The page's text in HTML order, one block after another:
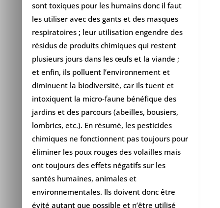
sont toxiques pour les humains donc il faut
les utiliser avec des gants et des masques
respiratoires ; leur utilisation engendre des
résidus de produits chimiques qui restent
plusieurs jours dans les œufs et la viande ;
et enfin, ils polluent l’environnement et
diminuent la biodiversité, car ils tuent et
intoxiquent la micro-faune bénéfique des
jardins et des parcours (abeilles, bousiers,
lombrics, etc.). En résumé, les pesticides
chimiques ne fonctionnent pas toujours pour
éliminer les poux rouges des volailles mais
ont toujours des effets négatifs sur les
santés humaines, animales et
environnementales. Ils doivent donc être
évité autant que possible et n’être utilisé